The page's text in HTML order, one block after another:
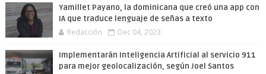
Yamillet Payano, la dominicana que creó una app con
IA que traduce lenguaje de señas a texto
Redacción Dec 04, 2023
Implementarán Inteligencia Artificial al servicio 911
para mejor geolocalización, según Joel Santos